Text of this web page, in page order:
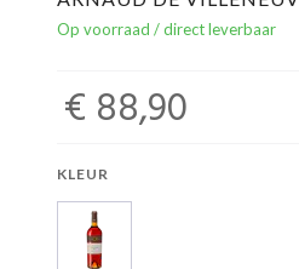
Op voorraad / direct leverbaar
€ 88,90
KLEUR